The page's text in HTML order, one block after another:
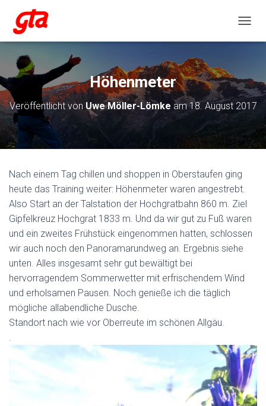
Höhenmeter
Veröffentlicht von Uwe Möller-Lömke am18. August 2017
Nach einem Tag chillen und shoppen in Oberstaufen ging
heute das Training weiter: Höhenmeter waren angestrebt.
Also Start an der Talstation der Hochgratbahn 860 m. Ziel
Gipfelkreuz Hochgrat 1833 m. Und da wir gut zu Fuß waren
und ein zweites Frühstück eingenommen hatten, schlossen
wir auch noch den Panoramarundweg an. Ergebnis siehe
unten. Alles insgesamt sehr gut bewältigt bei
hervorragendem Sommerwetter mit erfrischendem Wind
und erholsamen Pausen. Noch genieße ich die täglich
mögliche allabendliche Dusche.
Standort nach wie vor Oberreute im schönen Allgäu.
.